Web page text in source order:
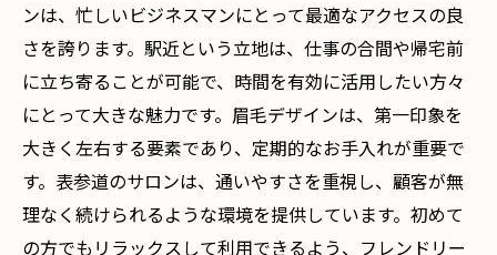
ンは、忙しいビジネスマンにとって最適なアクセスの良
さを誇ります。駅近という立地は、仕事の合間や帰宅前
に立ち寄ることが可能で、時間を有効に活用したい方々
にとって大きな魅力です。眉毛デザインは、第一印象を
大きく左右する要素であり、定期的なお手入れが重要で
す。表参道のサロンは、通いやすさを重視し、顧客が無
理なく続けられるような環境を提供しています。初めて
の方でもリラックスして利用できるよう、フレンドリー